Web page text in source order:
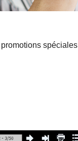
promotions spéciales